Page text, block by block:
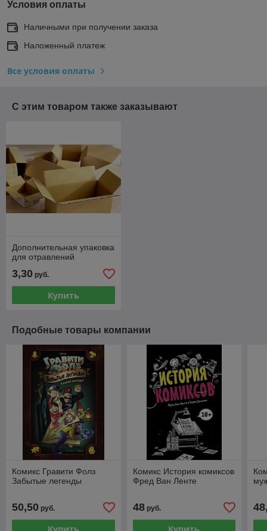
Условия оплаты
Наличными при получении заказа
Наложенный платеж
Все условия оплаты
С этим товаром также заказывают
Дополнительная упаковка
для отравлений
3,30 руб.
Купить
Подобные товары компании
Комикс Гравити Фолз
Забытые легенды
50,50 руб.
Купить
Комикс История комиксов
Фред Ван Ленте
48руб.
Купить